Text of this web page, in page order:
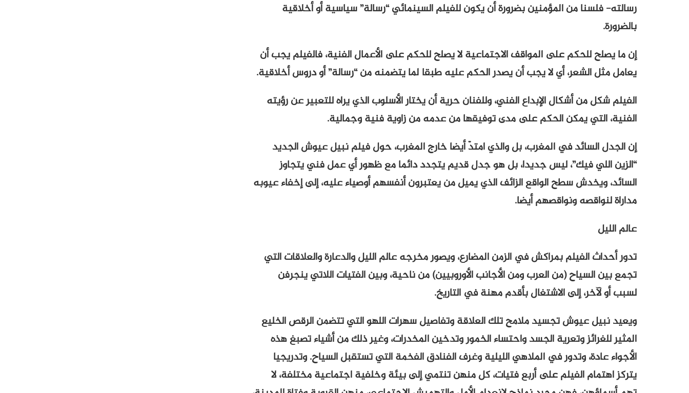
رسالته- فلسنا من المؤمنين بضرورة أن يكون للفيلم السينمائي “رسالة” سياسية أو أخلاقية
بالضرورة.
إن ما يصلح للحكم على المواقف الاجتماعية لا يصلح للحكم على الأعمال الفنية، فالفيلم يجب أن
يعامل مثل الشعر، أي لا يجب أن يصدر الحكم عليه طبقا لما يتضمنه من “رسالة” أو دروس أخلاقية.
الفيلم شكل من أشكال الإبداع الفني، وللفنان حرية أن يختار الأسلوب الذي يراه للتعبير عن رؤيته
الفنية، التي يمكن الحكم على مدى توفيقها من عدمه من زاوية فنية وجمالية.
إن الجدل السائد في المغرب، بل والذي امتدّ أيضا خارج المغرب، حول فيلم نبيل عيوش الجديد
“الزين اللي فيك”، ليس جديدا، بل هو جدل قديم يتجدد دائما مع ظهور أي عمل فني يتجاوز
السائد، ويخدش سطح الواقع الزائف الذي يميل من يعتبرون أنفسهم أوصياء عليه، إلى إخفاء عيوبه
مداراة لنواقصه ونواقصهم أيضا.
عالم الليل
تدور أحداث الفيلم بمراكش في الزمن المضارع، ويصور مخرجه عالم الليل والدعارة والعلاقات التي
تجمع بين السياح (من العرب ومن الأجانب الأوروبيين) من ناحية، وبين الفتيات اللاتي ينجرفن
لسبب أو لآخر، إلى الاشتغال بأقدم مهنة في التاريخ.
ويعيد نبيل عيوش تجسيد ملامح تلك العلاقة وتفاصيل سهرات اللهو التي تتضمن الرقص الخليع
المثير للغرائز وتعرية الجسد واحتساء الخمور وتدخين المخدرات، وغير ذلك من أشياء تصبغ هذه
الأجواء عادة، وتدور في الملاهي الليلية وغرف الفنادق الفخمة التي تستقبل السياح. وتدريجيا
يتركز اهتمام الفيلم على أربع فتيات، كل منهن تنتمي إلى بيئة وخلفية اجتماعية مختلفة، لا